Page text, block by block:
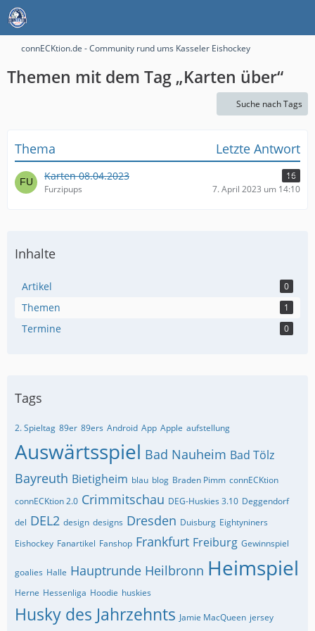
connECKtion.de - Community rund ums Kasseler Eishockey
Themen mit dem Tag „Karten über“
Suche nach Tags
Thema Letzte Antwort
Karten 08.04.2023
16
Furzipups
7. April 2023 um 14:10
Inhalte
Artikel 0
Themen 1
Termine 0
Tags
2. Spieltag 89er 89ers Android App Apple aufstellung
Auswärtsspiel Bad Nauheim Bad Tölz
Bayreuth Bietigheim blau blog Braden Pimm connECKtion
connECKtion 2.0 Crimmitschau DEG-Huskies 3.10 Deggendorf
del DEL2 design designs Dresden Duisburg Eightyniners
Eishockey Fanartikel Fanshop Frankfurt Freiburg Gewinnspiel
goalies Halle Hauptrunde Heilbronn Heimspiel
Herne Hessenliga Hoodie huskies
Husky des Jahrzehnts Jamie MacQueen jersey